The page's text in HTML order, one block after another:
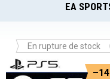
EA
En rupture de stock